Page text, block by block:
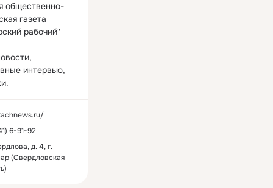
РЕКЛАМА
общественно-
газета
рабочий"
интервью,
6-91-92
д. 4, г.
(Свердловская